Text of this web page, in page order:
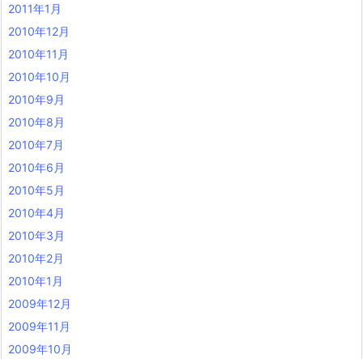
2011年1月
2010年12月
2010年11月
2010年10月
2010年9月
2010年8月
2010年7月
2010年6月
2010年5月
2010年4月
2010年3月
2010年2月
2010年1月
2009年12月
2009年11月
2009年10月